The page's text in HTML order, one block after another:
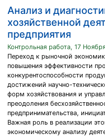
Анализ и
хозяйственной
предприятия
Контрольная работа, 17
Переход к рыночной
повышения эффективности
конкурентоспособности
достижений научно-
форм хозяйствования и
преодоления
предпринимательства,
Важная роль в реализации
экономическому анализу